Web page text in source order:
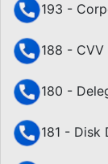
193 -
188 -
180 -
181 - Disk